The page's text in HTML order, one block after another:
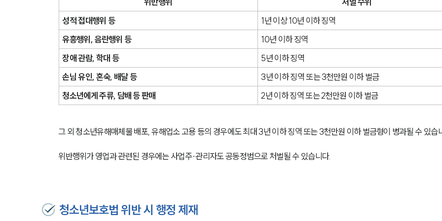
성적 접대행위 등
1년 이상 10년 이하 징역
유흥행위, 음란행위 등
10년 이하 징역
장애 관람, 학대 등
5년 이하 징역
손님 유인, 혼숙, 배달 등
3년 이하 징역 또는 3천만원 이하 벌금
청소년에게 주류, 담배 등 판매
2년 이하 징역 또는 2천만원 이하 벌금
그 외 청소년유해매체물 배포, 유해업소 고용 등의 경우에도 최대 3년 이하 징역 또는 3천만원 이하 벌금형이 병과될 수 있습
위반행위가 영업과 관련된 경우에는 사업주·관리자도 공동정범으로 처벌될 수 있습니다.
청소년보호법 위반 시 행정 제재